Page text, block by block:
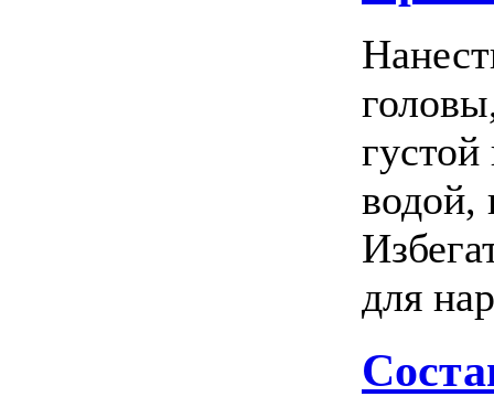
водой,
для